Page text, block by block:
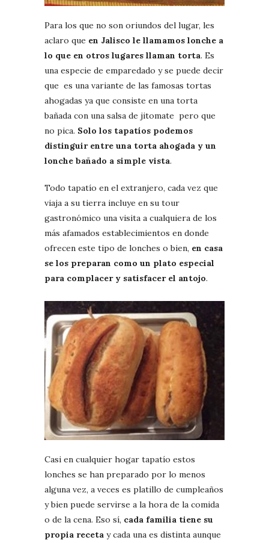
Para los que no son oriundos del lugar, les
aclaro que en Jalisco le llamamos lonche a
lo que en otros lugares llaman torta. Es
una especie de emparedado y se puede decir
que es una variante de las famosas tortas
ahogadas ya que consiste en una torta
bañada con una salsa de jitomate pero que
no pica. Solo los tapatíos podemos
distinguir entre una torta ahogada y un
lonche bañado a simple vista.
Todo tapatío en el extranjero, cada vez que
viaja a su tierra incluye en su tour
gastronómico una visita a cualquiera de los
más afamados establecimientos en donde
ofrecen este tipo de lonches o bien, en casa
se los preparan como un plato especial
para complacer y satisfacer el antojo.
Casi en cualquier hogar tapatío estos
lonches se han preparado por lo menos
alguna vez, a veces es platillo de cumpleaños
y bien puede servirse a la hora de la comida
o de la cena. Eso sí, cada familia tiene su
propia receta y cada una es distinta aunque